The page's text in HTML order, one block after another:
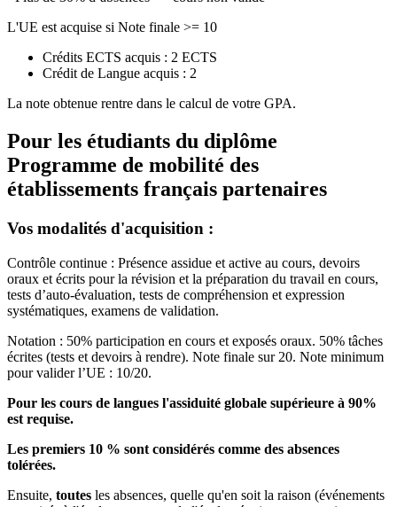
L'UE est acquise si Note finale >= 10
Crédits ECTS acquis : 2 ECTS
Crédit de Langue acquis : 2
La note obtenue rentre dans le calcul de votre GPA.
Pour les étudiants du diplôme
Programme de mobilité des
établissements français partenaires
Vos modalités d'acquisition :
Contrôle continue : Présence assidue et active au cours, devoirs
oraux et écrits pour la révision et la préparation du travail en cours,
tests d’auto-évaluation, tests de compréhension et expression
systématiques, examens de validation.
Notation : 50% participation en cours et exposés oraux. 50% tâches
écrites (tests et devoirs à rendre). Note finale sur 20. Note minimum
pour valider l’UE : 10/20.
Pour les cours de langues l'assiduité globale supérieure à 90%
est requise.
Les premiers 10 % sont considérés comme des absences
tolérées.
Ensuite, toutes les absences, quelle qu'en soit la raison (événements